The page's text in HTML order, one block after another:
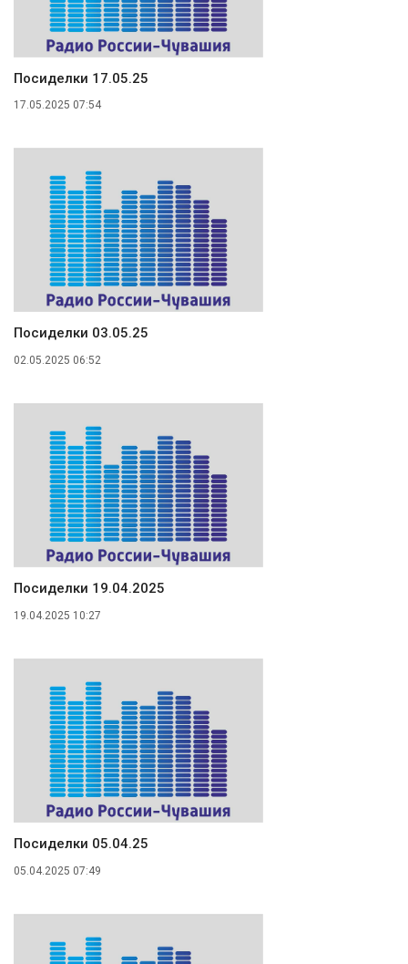
Посиделки 17.05.25
17.05.2025 07:54
Посиделки 03.05.25
02.05.2025 06:52
Посиделки 19.04.2025
19.04.2025 10:27
Посиделки 05.04.25
05.04.2025 07:49